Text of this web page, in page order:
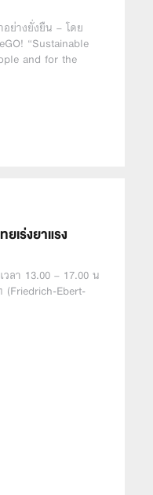
อย่างยั่งยืน – โดย
“Sustainable
and for the